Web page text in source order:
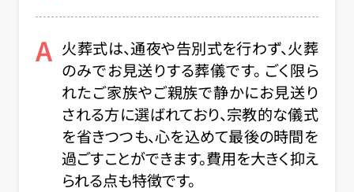
A 火葬式は、通夜や告別式を行わず、火葬
のみでお見送りする葬儀です。 ごく限ら
れたご家族やご親族で静かにお見送り
される方に選ばれており、宗教的な儀式
を省きつつも、心を込めて最後の時間を
過ごすことができます。費用を大きく抑え
られる点も特徴です。